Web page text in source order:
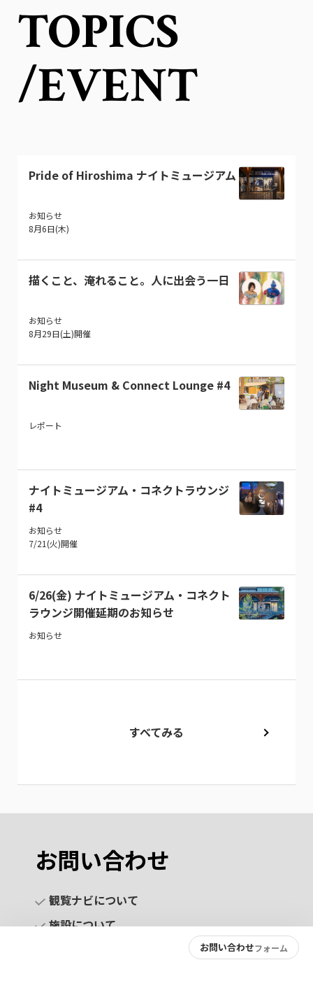
お問い合わせフォーム
TOPICS
/EVENT
Pride of Hiroshima ナイトミュージアム
お知らせ
8月6日(木)
描くこと、淹れること。人に出会う一日
お知らせ
8月29日(土)開催
Night Museum & Connect Lounge #4
レポート
ナイトミュージアム・コネクトラウンジ
#4
お知らせ
7/21(火)開催
6/26(金) ナイトミュージアム・コネクト
ラウンジ開催延期のお知らせ
お知らせ
すべてみる
お問い合わせ
観覧ナビについて
施設について